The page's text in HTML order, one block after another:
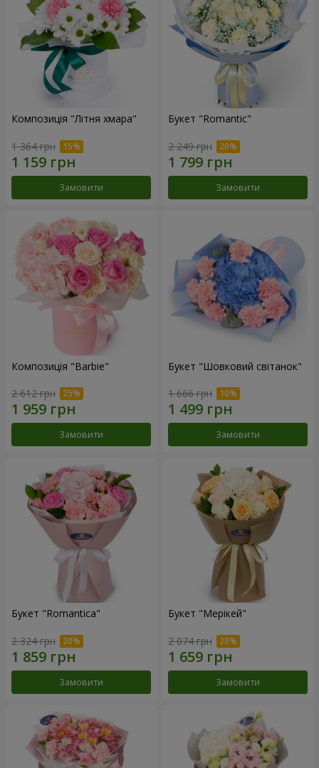
Композиція "Літня хмара"
1 364 грн
Замовити
Букет "Romantic"
2 249 грн
Замовити
Композиція "Barbie"
2 612 грн
Замовити
Букет "Шовковий світанок"
1 666 грн
Замовити
Букет "Romantica"
2 324 грн
Замовити
Букет "Мерікей"
2 074 грн
Замовити